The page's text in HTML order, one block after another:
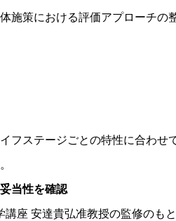
施策における評価アプローチの
フステージごとの特性に合わせ
当性を確認
座 安達貴弘准教授の監修のも